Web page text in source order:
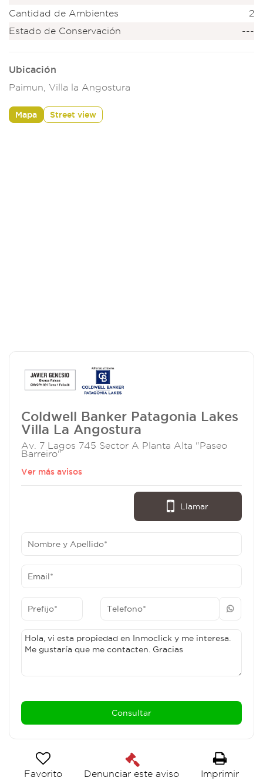
Cantidad de Ambientes
2
Estado de Conservación
---
Ubicación
Paimun, Villa la Angostura
Mapa Street view
Coldwell Banker Patagonia Lakes
Villa La Angostura
Av. 7 Lagos 745 Sector A Planta Alta "Paseo
Barreiro"
Ver más avisos
Llamar
Favorito Denunciar este aviso Imprimir